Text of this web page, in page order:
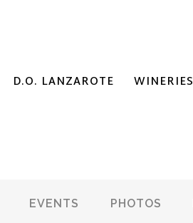
D.O. LANZAROTE WINERIES
EVENTS PHOTOS